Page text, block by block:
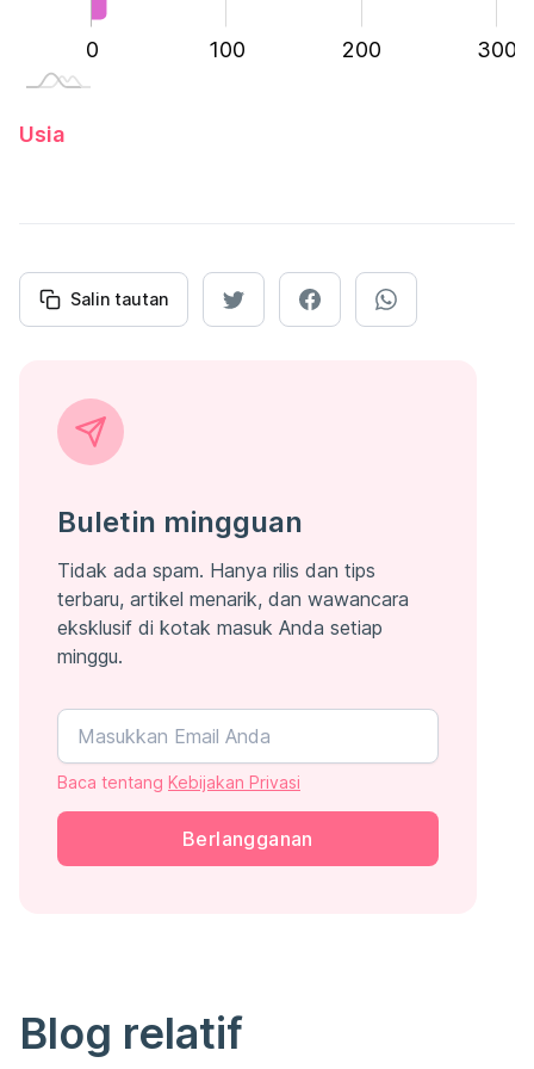
-200
-100
0 100 200 300
400
Usia
Salin tautan
Buletin mingguan
Tidak ada spam. Hanya rilis dan tips
terbaru, artikel menarik, dan wawancara
eksklusif di kotak masuk Anda setiap
minggu.
Baca tentang Kebijakan Privasi
Berlangganan
Blog relatif